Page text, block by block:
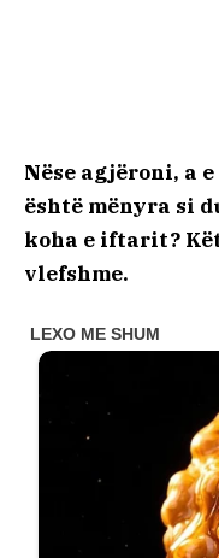
Nëse agjëroni, a
është mënyra si
koha e iftarit?
vlefshme.